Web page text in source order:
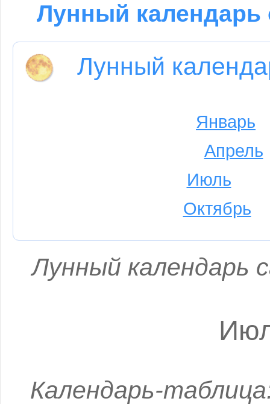
Лунный календарь
Лунный
Январь
Апрель
Июль
Октябрь
Лунный календарь
Календарь-